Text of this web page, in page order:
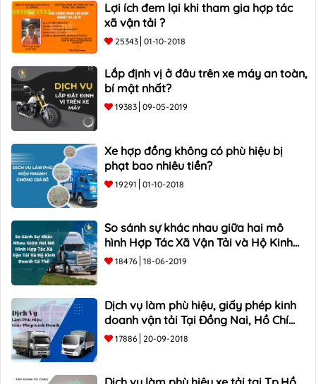
Lợi ích đem lại khi tham gia hợp tác
xã vận tải ?
25343 01-10-2018
Lắp định vị ở đâu trên xe máy an toàn,
bí mật nhất?
19383 09-05-2019
Xe hợp đồng không có phù hiệu bị
phạt bao nhiêu tiền?
19291 01-10-2018
So sánh sự khác nhau giữa hai mô
hình Hợp Tác Xã Vận Tải và Hộ Kinh
Doanh Cá Thể
18476 18-06-2019
Dịch vụ làm phù hiệu, giấy phép kinh
doanh vận tải Tại Đồng Nai, Hồ Chí
Minh
17886 20-09-2018